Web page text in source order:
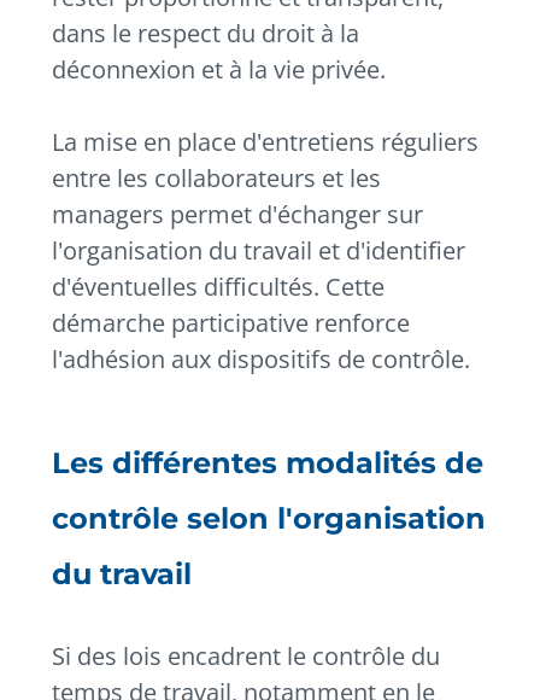
dans le respect du droit à la
déconnexion et à la vie privée.
La mise en place d'entretiens réguliers
entre les collaborateurs et les
managers permet d'échanger sur
l'organisation du travail et d'identifier
d'éventuelles difficultés. Cette
démarche participative renforce
l'adhésion aux dispositifs de contrôle.
Les différentes modalités de
contrôle selon l'organisation
du travail
Si des lois encadrent le contrôle du
temps de travail, notamment en le